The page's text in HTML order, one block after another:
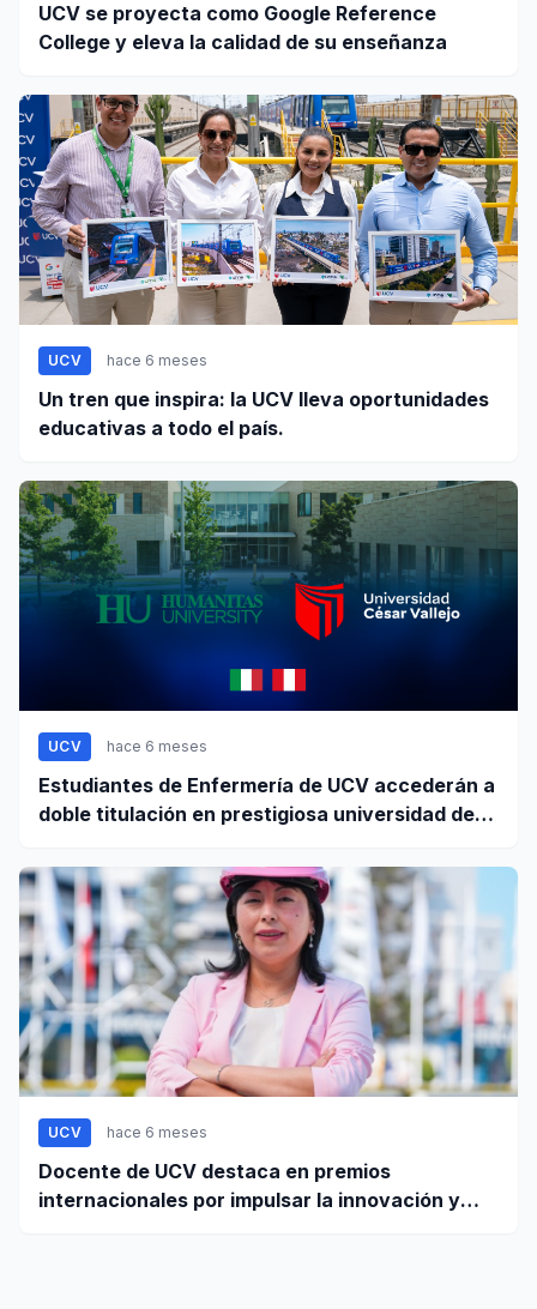
UCV se proyecta como Google Reference
College y eleva la calidad de su enseñanza
UCV hace 6 meses
Un tren que inspira: la UCV lleva oportunidades
educativas a todo el país.
UCV hace 6 meses
Estudiantes de Enfermería de UCV accederán a
doble titulación en prestigiosa universidad de
UCV hace 6 meses
Docente de UCV destaca en premios
internacionales por impulsar la innovación y